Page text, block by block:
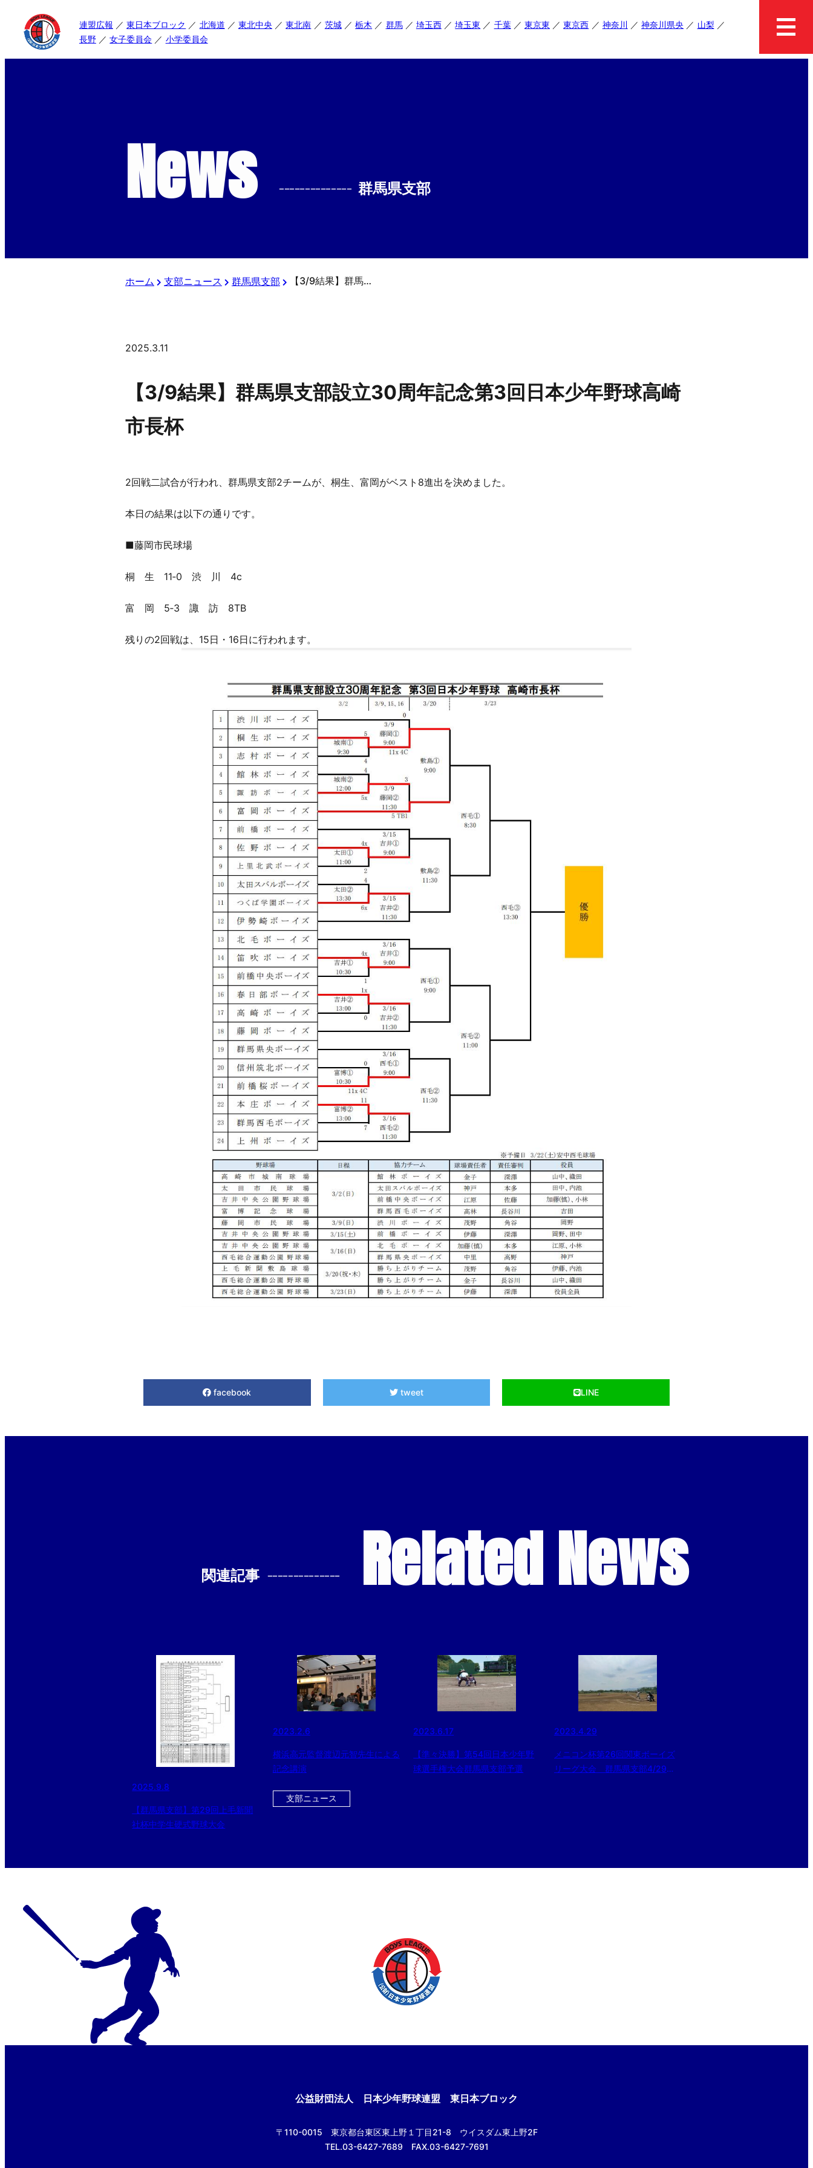
連盟広報 東日本ブロック 北海道 東北中央 東北南 茨城 栃木 群馬 埼玉西 埼玉東 千葉 東京東 東京西 神奈川 神奈川県央
山梨
長野
女子委員会 小学委員会
News -------------- 群馬県支部
ホーム 支部ニュース 群馬県支部 【3/9結果】群馬県支部設立30周年記念第3回日本少年野球高崎市長杯
2025.3.11
【3/9結果】群馬県支部設立30周年記念第3回日本少年野球高崎
市長杯
2回戦二試合が行われ、群馬県支部2チームが、桐生、富岡がベスト8進出を決めました。
本日の結果は以下の通りです。
■藤岡市民球場
桐 生 11‐0 渋 川 4c
富 岡 5‐3 諏 訪 8TB
残りの2回戦は、15日・16日に行われます。
facebook tweet LINE
関連記事 -------------- Related News
2025.9.8
【群馬県支部】第29回上毛新聞
社杯中学生硬式野球大会
2023.2.6
横浜高元監督渡辺元智先生による
記念講演
支部ニュース
2023.6.17
【準々決勝】第54回日本少年野
球選手権大会群馬県支部予選
2023.4.29
メニコン杯第26回関東ボーイズ
リーグ大会 群馬県支部4/29結
公益財団法人 日本少年野球連盟 東日本ブロック
〒110-0015 東京都台東区東上野１丁目21-8 ウイスダム東上野2F
TEL.03-6427-7689 FAX.03-6427-7691